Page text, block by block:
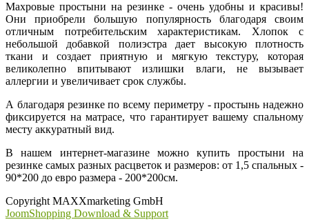
Махровые простыни на резинке - очень удобны и красивы!
Они приобрели большую популярность благодаря своим
отличным потребительским характеристикам. Хлопок с
небольшой добавкой полиэстра дает высокую плотность
ткани и создает приятную и мягкую текстуру, которая
великолепно впитывают излишки влаги, не вызывает
аллергии и увеличивает срок службы.
А благодаря резинке по всему периметру - простынь надежно
фиксируется на матрасе, что гарантирует вашему спальному
месту аккуратный вид.
В нашем интернет-магазине можно купить простыни на
резинке самых разных расцветок и размеров: от 1,5 спальных -
90*200 до евро размера - 200*200см.
Copyright MAXXmarketing GmbH
JoomShopping Download & Support